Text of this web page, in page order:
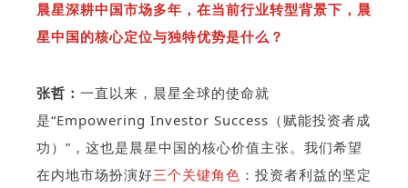
晨星深耕中国市场多年，在当前行业转型背景下，晨
星中国的核心定位与独特优势是什么？
张哲： 一直以来，晨星全球的使命就
是“Empowering Investor Success（赋能投资者成
功）”，这也是晨星中国的核心价值主张。我们希望
在内地市场扮演好三个关键角色 ：投资者利益的坚定